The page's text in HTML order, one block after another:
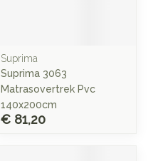
Suprima
Suprima 3063
Matrasovertrek Pvc
140x200cm
€ 81,20